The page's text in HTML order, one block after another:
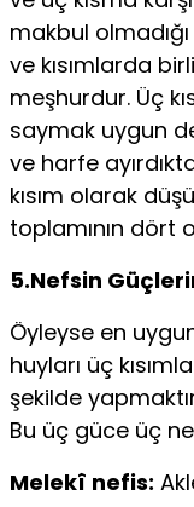
makbul
ve kısımlarda
meşhurdur. Üç
saymak uygun
ve harfe
kısım olarak
toplamının dört
5.Nefsin
Öyleyse en
huyları üç
şekilde
Bu üç güce üç
Melekî nefis: